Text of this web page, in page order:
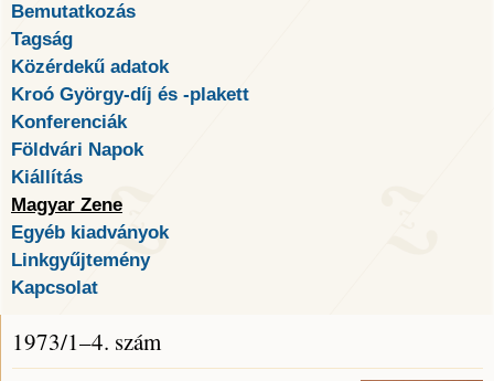
Bemutatkozás
Tagság
Közérdekű adatok
Kroó György-díj és -plakett
Konferenciák
Földvári Napok
Kiállítás
Magyar Zene
Egyéb kiadványok
Linkgyűjtemény
Kapcsolat
1973/1–4. szám